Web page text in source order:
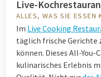
Live-
ALLES, WAS SIE ESSEN
Im Live Cooking
täglich frische Gerichte
können. Dieses All-
kulinarisches Erlebnis